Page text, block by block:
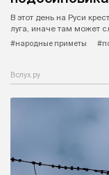
В этот день на Руси
луга, иначе там может
#народные приметы
Вслух.ру